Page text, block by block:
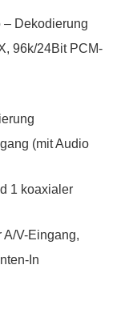
– Dekodierung
96k/24Bit PCM-
(mit Audio
1 koaxialer
A/V-Eingang,
In